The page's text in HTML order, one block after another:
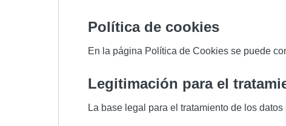
política de cookies
En la página Política de Cookies se puede
legitimación para el
La base legal para el tratamiento de los